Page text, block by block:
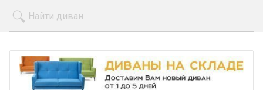
Оплата и доставка
Контакты